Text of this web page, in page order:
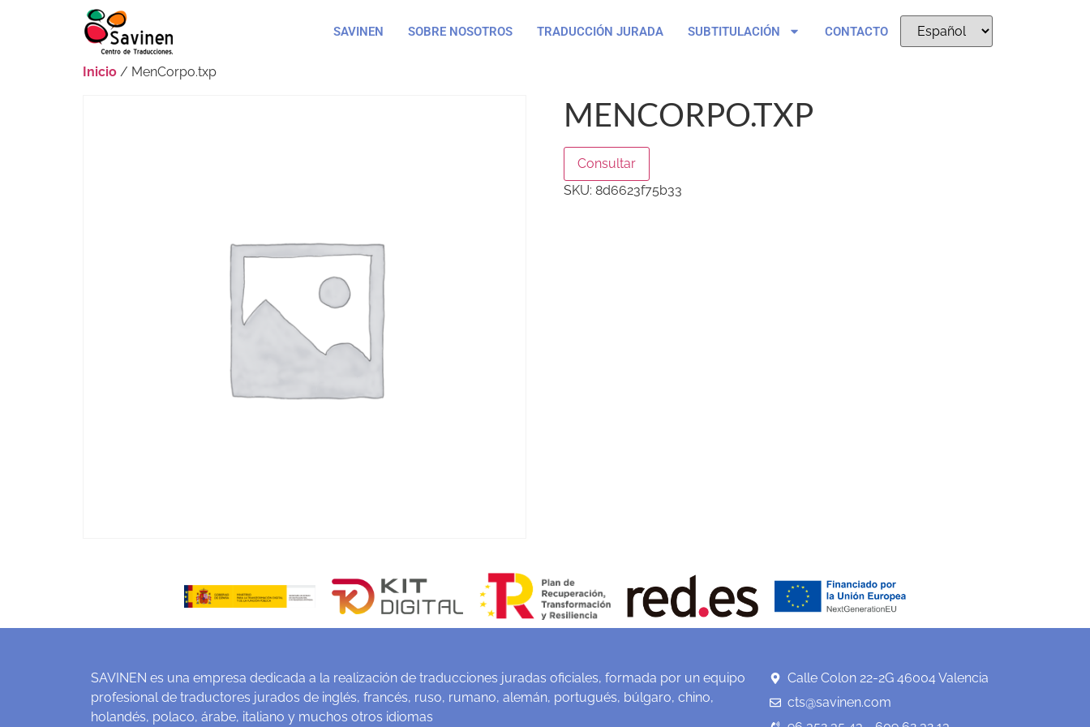
SAVINEN SOBRE NOSOTROS TRADUCCIÓN JURADA SUBTITULACIÓN CONTACTO
Inicio / MenCorpo.txp
MENCORPO.TXP
Consultar
SKU: 8d6623f75b33
SAVINEN es una empresa dedicada a la realización de traducciones juradas oficiales, formada por un equipo
profesional de traductores jurados de inglés, francés, ruso, rumano, alemán, portugués, búlgaro, chino,
holandés, polaco, árabe, italiano y muchos otros idiomas
Calle Colon 22-2G 46004 Valencia
cts@savinen.com